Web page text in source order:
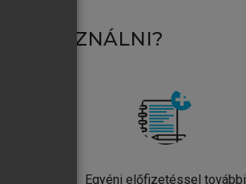
HASZNÁLNI?
Egyéni előfizetéssel további